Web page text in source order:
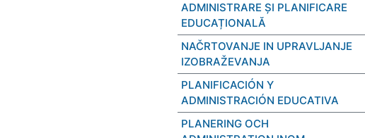
ADMINISTRARE ȘI PLANIFICARE
EDUCAȚIONALĂ
NAČRTOVANJE IN UPRAVLJANJE
IZOBRAŽEVANJA
PLANIFICACIÓN Y
ADMINISTRACIÓN EDUCATIVA
PLANERING OCH